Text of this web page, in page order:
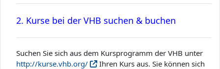
2. Kurse bei der VHB suchen & buchen
Suchen Sie sich aus dem Kursprogramm der VHB unter
http://kurse.vhb.org/
Ihren Kurs aus. Sie können sich